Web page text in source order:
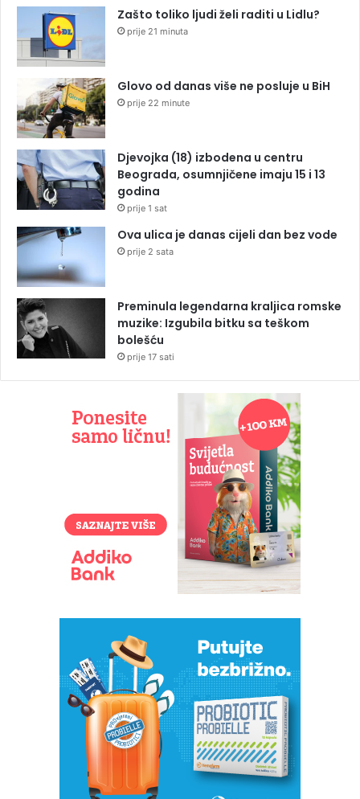
Zašto toliko ljudi želi raditi u Lidlu?
prije 21 minuta
Glovo od danas više ne posluje u BiH
prije 22 minute
Djevojka (18) izbodena u centru
Beograda, osumnjičene imaju 15 i 13
godina
prije 1 sat
Ova ulica je danas cijeli dan bez vode
prije 2 sata
Preminula legendarna kraljica romske
muzike: Izgubila bitku sa teškom
bolešću
prije 17 sati